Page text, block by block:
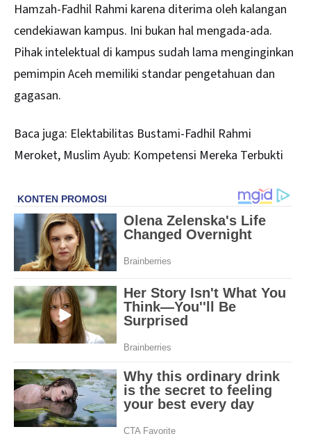
Hamzah-Fadhil Rahmi karena diterima oleh kalangan
cendekiawan kampus. Ini bukan hal mengada-ada.
Pihak intelektual di kampus sudah lama menginginkan
pemimpin Aceh memiliki standar pengetahuan dan
gagasan.
Baca juga: Elektabilitas Bustami-Fadhil Rahmi
Meroket, Muslim Ayub: Kompetensi Mereka Terbukti